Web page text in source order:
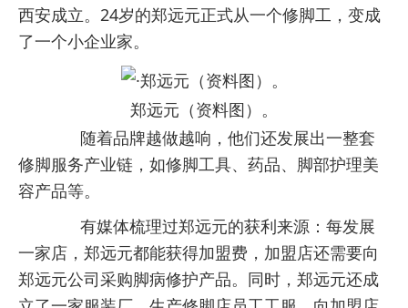
西安成立。24岁的郑远元正式从一个修脚工，变成
了一个小企业家。
郑远元（资料图）。
随着品牌越做越响，他们还发展出一整套
修脚服务产业链，如修脚工具、药品、脚部护理美
容产品等。
有媒体梳理过郑远元的获利来源：每发展
一家店，郑远元都能获得加盟费，加盟店还需要向
郑远元公司采购脚病修护产品。同时，郑远元还成